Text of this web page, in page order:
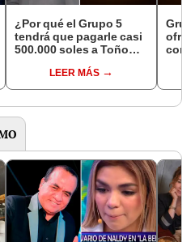
¿Por qué el Grupo 5
tendrá que pagarle casi
500.000 soles a Toño
LEER MÁS